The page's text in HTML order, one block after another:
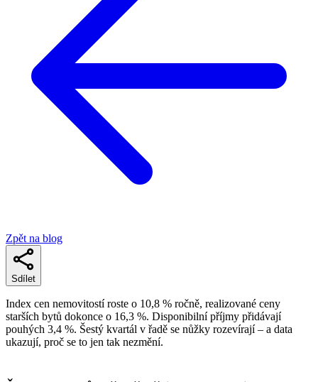
Zpět na blog
Sdílet
Index cen nemovitostí roste o 10,8 % ročně, realizované ceny
starších bytů dokonce o 16,3 %. Disponibilní příjmy přidávají
pouhých 3,4 %. Šestý kvartál v řadě se nůžky rozevírají – a data
ukazují, proč se to jen tak nezmění.